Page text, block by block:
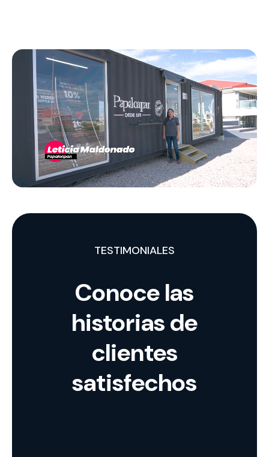
TESTIMONIALES
Conoce las
historias de
clientes
satisfechos